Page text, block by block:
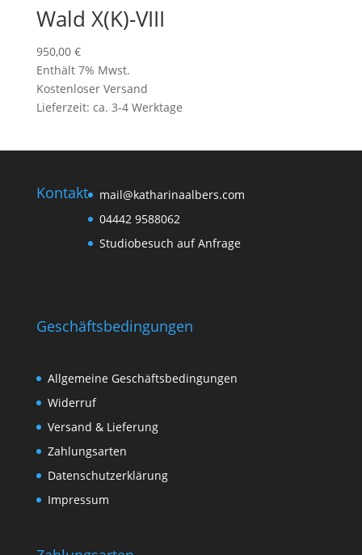
Wald X(K)-VIII
950,00 €
Enthält 7% Mwst.
Kostenloser Versand
Lieferzeit: ca. 3-4 Werktage
Kontakt
mail@katharinaalbers.com
04442 9588062
Studiobesuch auf Anfrage
Geschäftsbedingungen
Allgemeine Geschäftsbedingungen
Widerruf
Versand & Lieferung
Zahlungsarten
Datenschutzerklärung
Impressum